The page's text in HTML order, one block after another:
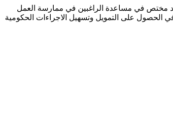
مختص في مساعدة الراغبين في ممارسة العمل
الحصول على التمويل وتسهيل الاجراءات الحكومية